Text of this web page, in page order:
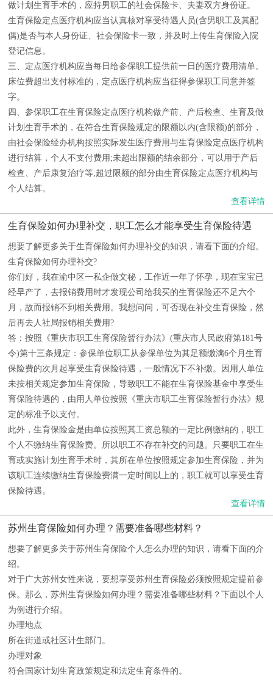
做计划生育手术的，应持男职工的社会保险卡、夫妻双方身份证。
生育保险定点医疗机构应当认真核对享受待遇人员(含男职工及其配
偶)是否与本人身份证、社会保险卡一致，并及时上传生育保险入院
登记信息。
三、定点医疗机构应当每日给参保职工提供前一日的医疗费用清单。
床位费超出支付标准的，定点医疗机构应当征得参保职工同意并签
字。
四、参保职工在生育保险定点医疗机构做产前、产后检查、生育及做
计划生育手术的，在符合生育保险规定的限额以内(含限额)的部分，
由社会保险经办机构按照实际发生医疗费用与生育保险定点医疗机构
进行结算，个人不支付费用;未超出限额的结余部分，可以用于产后
检查、产后康复治疗等;超过限额的部分由生育保险定点医疗机构与
个人结算。
查看详情
生育保险如何办理补交，职工怎么才能享受生育保险待遇
想要了解更多关于生育保险如何办理补交的知识，请看下面的介绍。
生育保险如何办理补交?
你们好，我在渝中区一私企做文秘，工作近一年了怀孕，现在宝宝已
经早产了，去报销费用时才发现公司给我买的生育保险还不足六个
月，故而报销不到相关费用。我想问问，可否现在补交生育保险，然
后再去人社局报销相关费用?
答：按照《重庆市职工生育保险暂行办法》(重庆市人民政府第181号
令)第十三条规定：参保单位职工从参保单位为其足额缴满6个月生育
保险费的次月起享受生育保险待遇，一般情况下不补缴。因用人单位
未按相关规定参加生育保险，导致职工不能在生育保险基金中享受生
育保险待遇的，由用人单位按照《重庆市职工生育保险暂行办法》规
定的标准予以支付。
此外，生育保险金是由单位按照其工资总额的一定比例缴纳的，职工
个人不缴纳生育保险费。所以职工不存在补交的问题。只要职工在生
育或实施计划生育手术时，其所在单位按照规定参加生育保险，并为
该职工连续缴纳生育保险费满一定时间以上的，职工就可以享受生育
保险待遇。
查看详情
苏州生育保险如何办理？需要准备哪些材料？
想要了解更多关于苏州生育保险个人怎么办理的知识，请看下面的介
绍。
对于广大苏州女性来说，要想享受苏州生育保险必须按照规定提前参
保。那么，苏州生育保险如何办理？需要准备哪些材料？下面以个人
为例进行介绍。
办理地点
所在街道或社区计生部门。
办理对象
符合国家计划生育政策规定和法定生育条件的。